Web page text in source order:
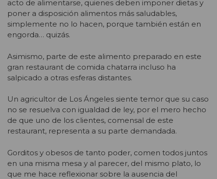
acto de alimentarse, quienes deben imponer dietas y
poner a disposición alimentos más saludables,
simplemente no lo hacen, porque también están en
engorda… quizás.
Asimismo, parte de este alimento preparado en este
gran restaurant de comida chatarra incluso ha
salpicado a otras esferas distantes.
Un agricultor de Los Ángeles siente temor que su caso
no se resuelva con igualdad de ley, por el mero hecho
de que uno de los clientes, comensal de este
restaurant, representa a su parte demandada.
Gorditos y obesos de tanto poder, comen todos juntos
en una misma mesa y al parecer, del mismo plato, lo
que me hace reflexionar sobre la ausencia del